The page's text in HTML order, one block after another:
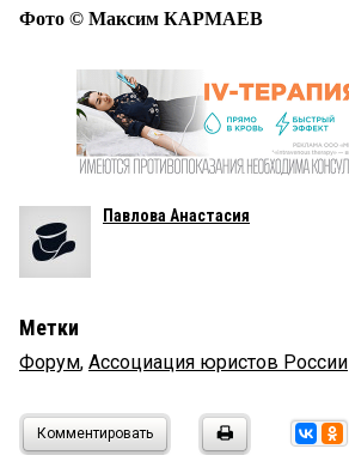
Фото © Максим КАРМАЕВ
Павлова Анастасия
Метки
Форум, Ассоциация юристов России
Комментировать